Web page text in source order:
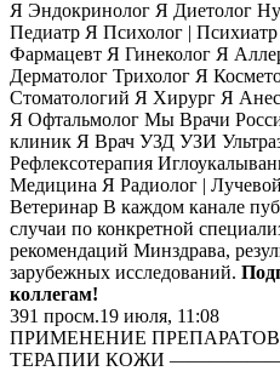
Я Эндокринолог Я Диетолог
Педиатр Я Психолог |
Фармацевт Я Гинеколог Я
Дерматолог Трихолог Я
Стоматологий Я Хирург Я
Я Офтальмолог Мы Врачи
клиник Я Врач УЗД УЗИ
Рефлексотерапия
Медицина Я Радиолог |
Ветеринар В каждом канале
случаи по конкретной
рекомендаций Минздрава,
зарубежных исследований.
коллегам!
391 просм.19 июля, 11:08
ПРИМЕНЕНИЕ
ТЕРАПИИ КОЖИ